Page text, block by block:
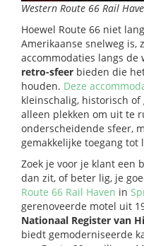
Western Route 66 Rail
Hoewel Route 66 niet
Amerikaanse snelweg is,
accommodaties langs de
retro-sfeer bieden die
houden. Deze
kleinschalig, historisch
alleen plekken om uit te
onderscheidende sfeer,
gemakkelijke toegang tot
Zoek je voor je klant een
dan zit, of beter lig, je
Route 66 Rail Haven in
gerenoveerde motel uit
Nationaal Register van
biedt gemoderniseerde